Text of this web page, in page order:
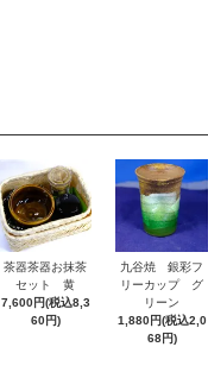
茶器茶器お抹茶
セット 黄
7,600円(税込8,3
60円)
九谷焼 銀彩フ
リーカップ グ
リーン
1,880円(税込2,0
68円)